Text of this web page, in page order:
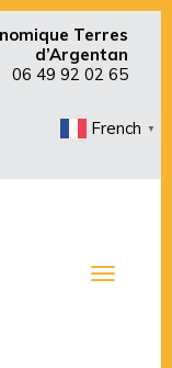
Terres
d’Argentan
06 49 92 02 65
French ▼
Toggle